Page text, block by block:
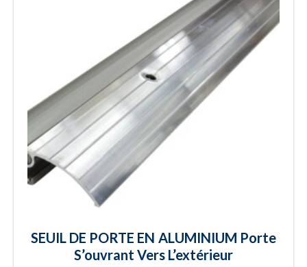
SEUIL DE PORTE EN ALUMINIUM Porte
S’ouvrant Vers L’extérieur